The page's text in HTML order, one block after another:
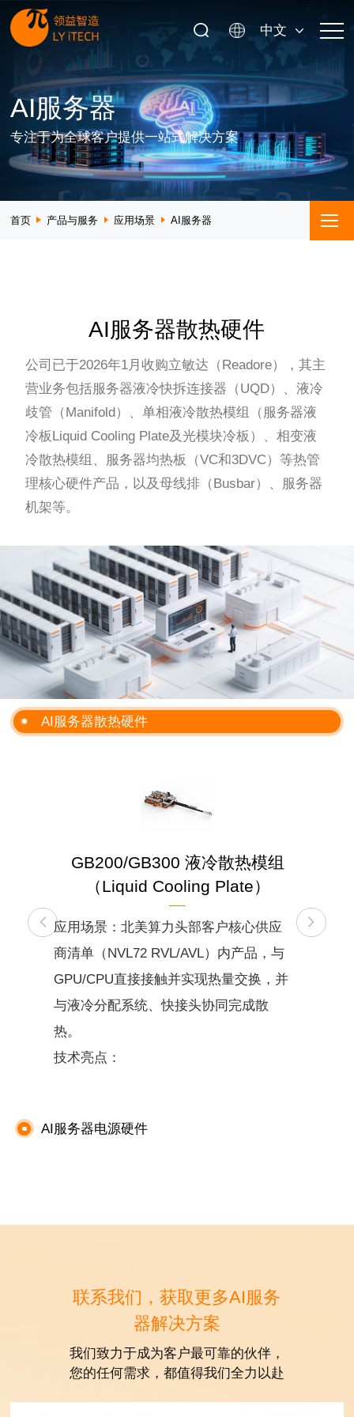
中文
AI服务器
专注于为全球客户提供一站式解决方案
首页 产品与服务 应用场景 AI服务器
AI服务器散热硬件
公司已于2026年1月收购立敏达（Readore），其主
营业务包括服务器液冷快拆连接器（UQD）、液冷
歧管（Manifold）、单相液冷散热模组（服务器液
冷板Liquid Cooling Plate及光模块冷板）、相变液
冷散热模组、服务器均热板（VC和3DVC）等热管
理核心硬件产品，以及母线排（Busbar）、服务器
机架等。
AI服务器散热硬件
GB200/GB300 液冷散热模组
（Liquid Cooling Plate）
应用场景：北美算力头部客户核心供应
商清单（NVL72 RVL/AVL）内产品，与
GPU/CPU直接接触并实现热量交换，并
与液冷分配系统、快接头协同完成散
热。
技术亮点：
具备低热阻、高换热效率特性，为高密
AI服务器电源硬件
联系我们，获取更多AI服务
器解决方案
我们致力于成为客户最可靠的伙伴，
您的任何需求，都值得我们全力以赴